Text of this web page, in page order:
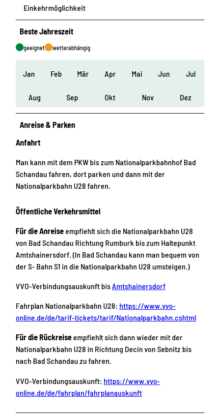
Einkehrmöglichkeit
Beste Jahreszeit
geeignet wetterabhängig
Jan Feb Mär Apr Mai Jun Jul
Aug Sep Okt Nov Dez
Anreise & Parken
Anfahrt
Man kann mit dem PKW bis zum Nationalparkbahnhof Bad
Schandau fahren, dort parken und dann mit der
Nationalparkbahn U28 fahren.
Öffentliche Verkehrsmittel
Für die Anreiseempfiehlt sich die Nationalparkbahn U28
von Bad Schandau Richtung Rumburk bis zum Haltepunkt
Amtshainersdorf. (In Bad Schandau kann man bequem von
der S- Bahn S1 in die Nationalparkbahn U28 umsteigen.)
VVO-Verbindungsauskunft bisAmtshainersdorf
Fahrplan Nationalparkbahn U28: https://www.vvo-
online.de/de/tarif-tickets/tarif/Nationalparkbahn.cshtml
Für die Rückreiseempfiehlt sich dann wieder mit der
Nationalparkbahn U28 in Richtung Decin von Sebnitz bis
nach Bad Schandau zu fahren.
VVO-Verbindungsauskunft: https://www.vvo-
online.de/de/fahrplan/fahrplanauskunft